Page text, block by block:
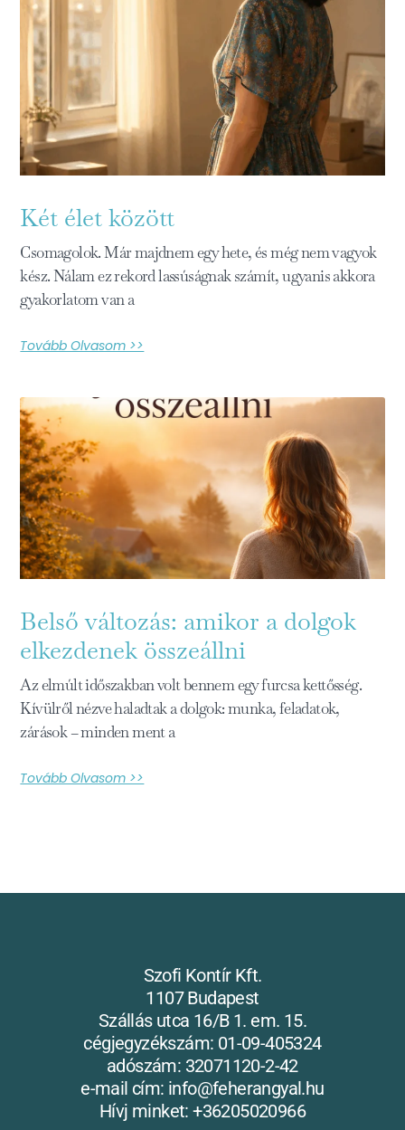
Két élet között
Csomagolok. Már majdnem egy hete, és még nem vagyok
kész. Nálam ez rekord lassúságnak számít, ugyanis akkora
gyakorlatom van a
Tovább Olvasom >>
Belső változás: amikor a dolgok
elkezdenek összeállni
Az elmúlt időszakban volt bennem egy furcsa kettősség.
Kívülről nézve haladtak a dolgok: munka, feladatok,
zárások – minden ment a
Tovább Olvasom >>
Szofi Kontír Kft.
1107 Budapest
Szállás utca 16/B 1. em. 15.
cégjegyzékszám: 01-09-405324
adószám: 32071120-2-42
e-mail cím: info@feherangyal.hu
Hívj minket: +36205020966